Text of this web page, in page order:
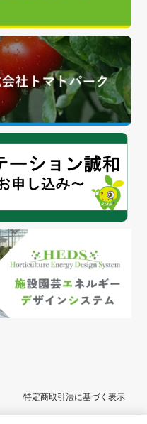
特定商取引法に基づく表示